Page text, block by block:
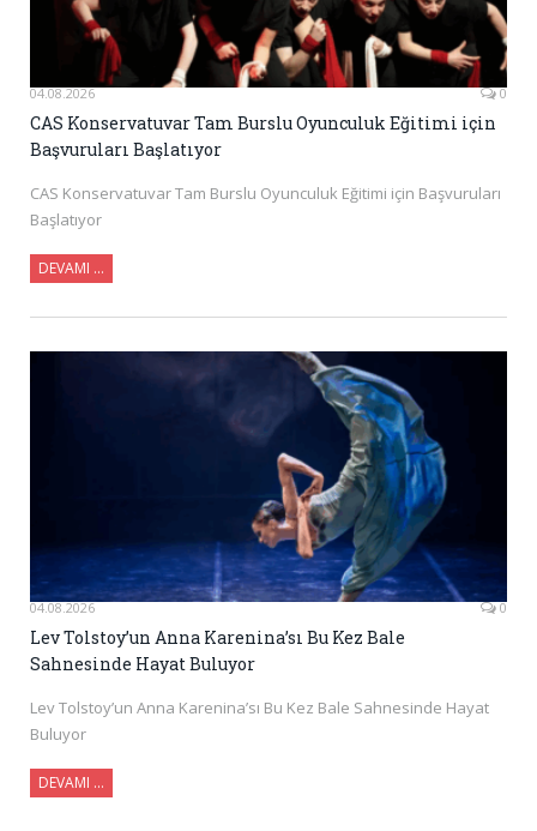
04.08.2026 0
CAS Konservatuvar Tam Burslu Oyunculuk Eğitimi için
Başvuruları Başlatıyor
CAS Konservatuvar Tam Burslu Oyunculuk Eğitimi için Başvuruları
Başlatıyor
DEVAMI ...
04.08.2026 0
Lev Tolstoy’un Anna Karenina’sı Bu Kez Bale
Sahnesinde Hayat Buluyor
Lev Tolstoy’un Anna Karenina’sı Bu Kez Bale Sahnesinde Hayat
Buluyor
DEVAMI ...